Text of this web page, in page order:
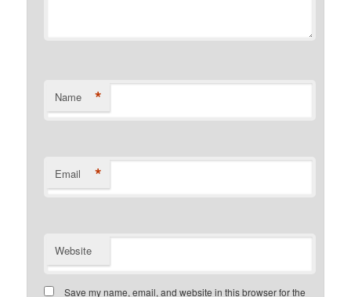
Name *
Email *
Website
Save my name, email, and website in this browser for the